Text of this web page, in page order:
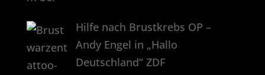
Hilfe nach Brustkrebs OP –
Andy Engel in „Hallo
Deutschland“ ZDF